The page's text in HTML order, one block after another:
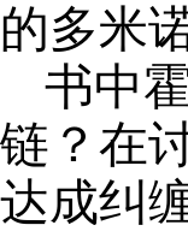
的多米
书中
链？在
达成纠